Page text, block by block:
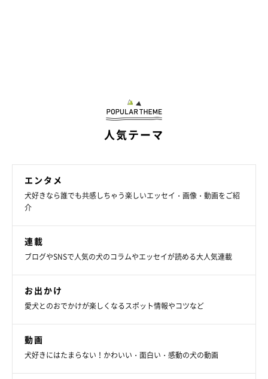
垂れ目なところや柔らかい表情、小さい耳がチャームポイントの
こじろうくん。足が短くて頭が大きいといい、
な体のバランスなところも個性だと思っています」と飼い主さ
こじろうくんは今日もその愛らしい姿で、飼い主さんたちをほっ
関連記事:
ある日の信号待ちのエピソード。飼い主さんは愛犬・こじろうくん
の可愛らしい写真とともに、「信号待ちをしている時 横にいたお
人気テーマ
エンタメ
犬好きなら誰でも共感しちゃう楽しいエッセイ・画像・動画をご紹
介
連載
ブログやSNSで人気の犬のコラムやエッセイが読める大人気連載
お出かけ
愛犬とのおでかけが楽しくなるスポット情報やコツなど
動画
犬好きにはたまらない！かわいい・面白い・感動の犬の動画